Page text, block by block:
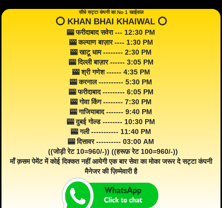
सीधे सट्टा कंपनी का No 1 खाईवाल
⭕️ KHAN BHAI KHAIWAL ⭕️
🎰 फरीदाबाद सवेरा --- 12:30 PM
🎰 कल्याण बाज़ार ---- 1:30 PM
🎰 खाटू धाम -------- 2:30 PM
🎰 दिल्ली बाज़ार ------ 3:05 PM
🎰 श्री गणेश ------ 4:35 PM
🎰 करनाल ---------- 5:30 PM
🎰 फरीदाबाद --------- 6:05 PM
🎰 गोवा किंग -------- 7:30 PM
🎰 गाजियाबाद ------- 9:40 PM
🎰 दुबई गोल्ड -------- 10:30 PM
🎰 गली ----------- 11:40 PM
🎰 दिसावर ---------- 03:00 AM
((जोड़ी रेट 10=960/-)) ((हरूफ़ रेट 100=960/-))
माँ क़सम पेमेंट में कोई दिक्कत नहीं आयेगी एक बार सेवा का मोका जरूर दे सट्टा कंपनी
मैनेजर की ज़िम्मेवारी है